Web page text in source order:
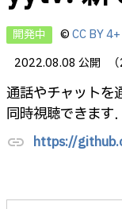
開発中 ©CC BY 4+
2022.08.08 公開
通話やチャットを
同時視聴できます．
link https://